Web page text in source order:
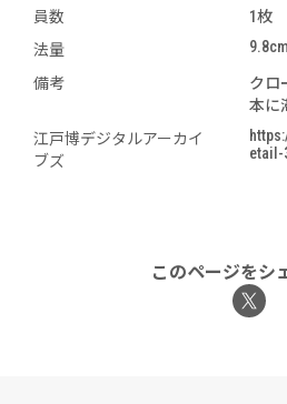
員数
1枚
法量
備考
クロ
本に
江戸博デジタルアーカイ
ブズ
etail-
このページをシ